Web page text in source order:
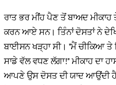
ਰਾਤ ਭਰ ਮੀਂਹ ਪੈਣ ਤੋਂ ਬਾਅਦ
ਕਰਨ ਆਏ ਸਨ। ਤਿੰਨਾਂ ਦੋਸਤਾਂ ਨੇ
ਬਾਈਸਨ ਖੜ੍ਹਾ ਸੀ। ''ਮੈਂ ਚੀਕਿਆ ਤੇ
ਸਾਡੇ ਵੱਲ ਵਧਣ ਲੱਗਾ!'' ਮੀਕਾਹ ਦਾ
ਆਪਣੇ ਉਸ ਦੋਸਤ ਦੀ ਯਾਦ ਆਉਂਦੀ ਹੈ